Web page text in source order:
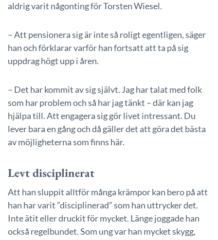
aldrig varit någonting för Torsten Wiesel.
– Att pensionera sig är inte så roligt egentligen, säger
han och förklarar varför han fortsatt att ta på sig
uppdrag högt upp i åren.
– Det har kommit av sig självt. Jag har talat med folk
som har problem och så har jag tänkt – där kan jag
hjälpa till. Att engagera sig gör livet intressant. Du
lever bara en gång och då gäller det att göra det bästa
av möjligheterna som finns här.
Levt disciplinerat
Att han sluppit alltför många krämpor kan bero på att
han har varit ”disciplinerad” som han uttrycker det.
Inte ätit eller druckit för mycket. Länge joggade han
också regelbundet. Som ung var han mycket skygg,